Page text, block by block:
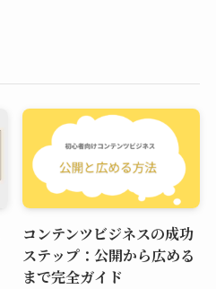
コンテンツビジネスの成功
ステップ：公開から広める
まで完全ガイド